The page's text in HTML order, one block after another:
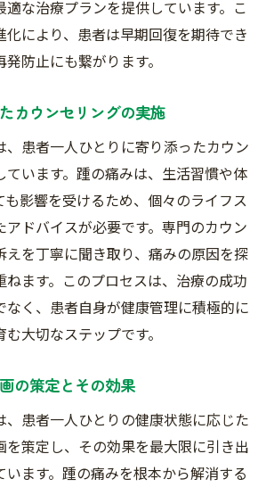
施術完了までのステップ
階での期待される効果
行に伴う症状の変化の観察
効果測定とその結果分析
痛み改善に向けた治療プラン
ち寄れる接骨院で踵の痛みをケア
を活用した効率的な通院
が容易な予約システム
タイルに合わせた治療計画の立案
校へのアクセスの良さの活用
が選ばれる理由: 駅近の利便性と信
適な治療プランを提供しています。こ
化により、患者は早期回復を期待でき
防止にも繋がります。
カウンセリングの実施
、患者一人ひとりに寄り添ったカウン
ています。踵の痛みは、生活習慣や体
も影響を受けるため、個々のライフス
アドバイスが必要です。専門のカウン
えを丁寧に聞き取り、痛みの原因を探
ねます。このプロセスは、治療の成功
なく、患者自身が健康管理に積極的に
大切なステップです。
の策定とその効果
、患者一人ひとりの健康状態に応じた
を策定し、その効果を最大限に引き出
います。踵の痛みを根本から解消する